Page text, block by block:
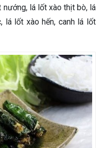
nướng, lá lốt xào thịt bò, lá
lá lốt xào hến, canh lá lốt